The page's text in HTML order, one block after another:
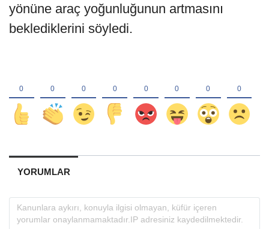
yönüne araç yoğunluğunun artmasını
beklediklerini söyledi.
YORUMLAR